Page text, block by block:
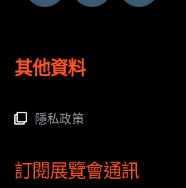
其他資料
隱私政策
訂閱展覽會通訊